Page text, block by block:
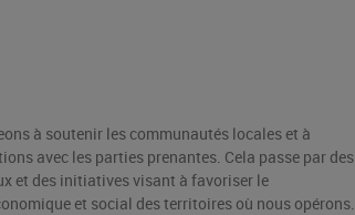
à soutenir les communautés locales et à
avec les parties prenantes. Cela passe par des
et des initiatives visant à favoriser le
et social des territoires où nous opérons.